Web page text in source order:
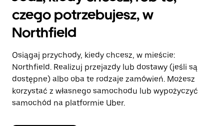
czego potrzebujesz, w
Northfield
Osiągaj przychody, kiedy chcesz, w mieście:
Northfield. Realizuj przejazdy lub dostawy (jeśli są
dostępne) albo oba te rodzaje zamówień. Możesz
korzystać z własnego samochodu lub wypożyczyć
samochód na platformie Uber.